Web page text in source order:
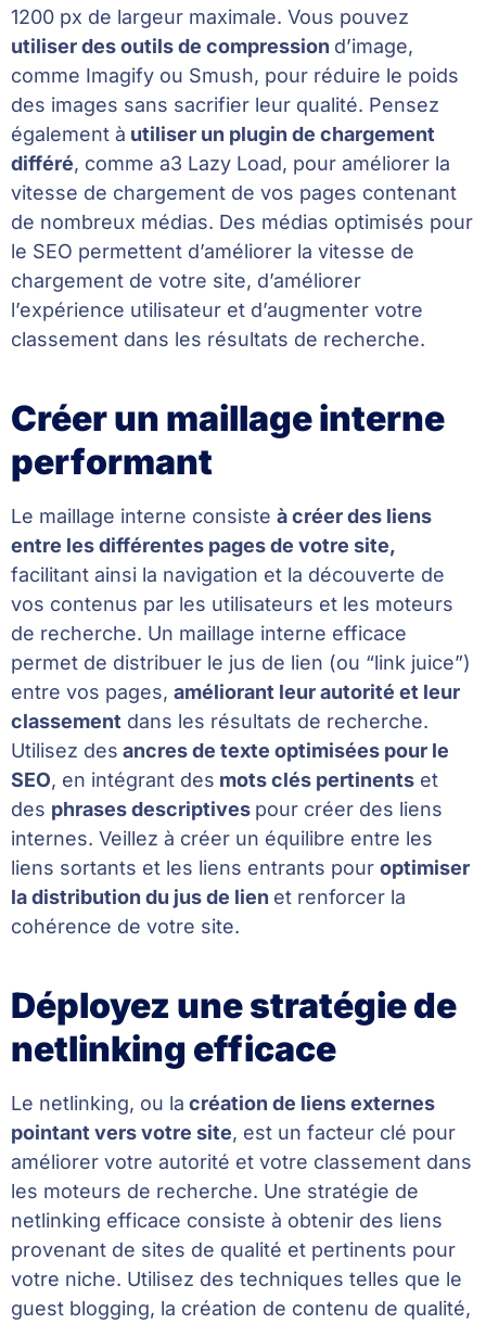
1200 px de largeur maximale. Vous pouvez
utiliser des outils de compression d’image,
comme Imagify ou Smush, pour réduire le poids
des images sans sacrifier leur qualité. Pensez
également à utiliser un plugin de chargement
différé, comme a3 Lazy Load, pour améliorer la
vitesse de chargement de vos pages contenant
de nombreux médias. Des médias optimisés pour
le SEO permettent d’améliorer la vitesse de
chargement de votre site, d’améliorer
l’expérience utilisateur et d’augmenter votre
classement dans les résultats de recherche.
Créer un maillage interne
performant
Le maillage interne consiste à créer des liens
entre les différentes pages de votre site,
facilitant ainsi la navigation et la découverte de
vos contenus par les utilisateurs et les moteurs
de recherche. Un maillage interne efficace
permet de distribuer le jus de lien (ou “link juice”)
entre vos pages, améliorant leur autorité et leur
classement dans les résultats de recherche.
Utilisez des ancres de texte optimisées pour le
SEO, en intégrant des mots clés pertinents et
des phrases descriptives pour créer des liens
internes. Veillez à créer un équilibre entre les
liens sortants et les liens entrants pour optimiser
la distribution du jus de lien et renforcer la
cohérence de votre site.
Déployez une stratégie de
netlinking efficace
Le netlinking, ou la création de liens externes
pointant vers votre site, est un facteur clé pour
améliorer votre autorité et votre classement dans
les moteurs de recherche. Une stratégie de
netlinking efficace consiste à obtenir des liens
provenant de sites de qualité et pertinents pour
votre niche. Utilisez des techniques telles que le
guest blogging, la création de contenu de qualité,